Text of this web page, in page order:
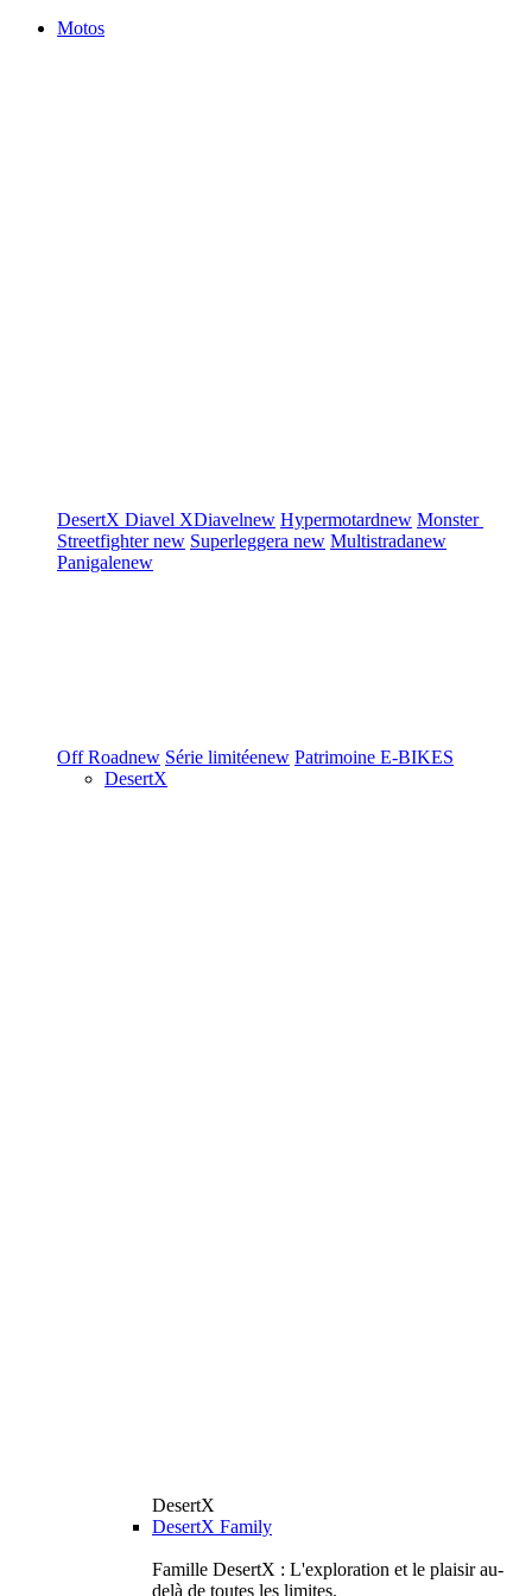
Motos
DesertX Diavel XDiavelnew Hypermotardnew Monster
Streetfighternew Superleggera new Multistradanew
Panigalenew
Off Roadnew Série limitéenew Patrimoine E-BIKES
DesertX
DesertX
DesertX Family
Famille DesertX : L'exploration et le plaisir au-
delà de toutes les limites.